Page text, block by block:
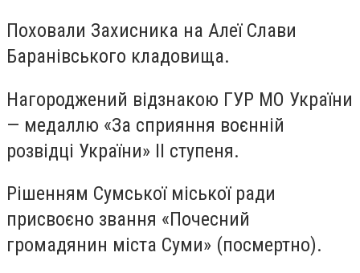
Поховали Захисника на Алеї Слави
Баранівського кладовища.
Нагороджений відзнакою ГУР МО України
— медаллю «За сприяння воєнній
розвідці України» ІІ ступеня.
Рішенням Сумської міської ради
присвоєно звання «Почесний
громадянин міста Суми» (посмертно).